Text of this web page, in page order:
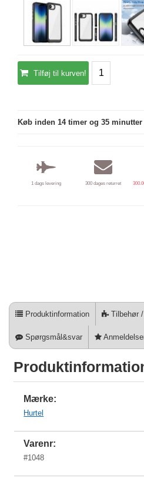
Tilføj til kurven!
Køb inden 14 timer og 35
1 dags levering 300 dages returret
Produktinformation Tilbehør /
Spørgsmål&svar
Mærke:
Hurtel
Varenr:
#1048